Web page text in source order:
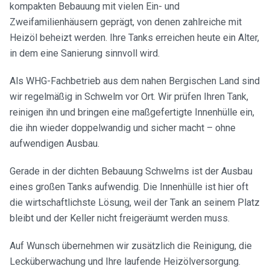
kompakten Bebauung mit vielen Ein- und
Zweifamilienhäusern geprägt, von denen zahlreiche mit
Heizöl beheizt werden. Ihre Tanks erreichen heute ein Alter,
in dem eine Sanierung sinnvoll wird.
Als WHG-Fachbetrieb aus dem nahen Bergischen Land sind
wir regelmäßig in Schwelm vor Ort. Wir prüfen Ihren Tank,
reinigen ihn und bringen eine maßgefertigte Innenhülle ein,
die ihn wieder doppelwandig und sicher macht – ohne
aufwendigen Ausbau.
Gerade in der dichten Bebauung Schwelms ist der Ausbau
eines großen Tanks aufwendig. Die Innenhülle ist hier oft
die wirtschaftlichste Lösung, weil der Tank an seinem Platz
bleibt und der Keller nicht freigeräumt werden muss.
Auf Wunsch übernehmen wir zusätzlich die Reinigung, die
Lecküberwachung und Ihre laufende Heizölversorgung.